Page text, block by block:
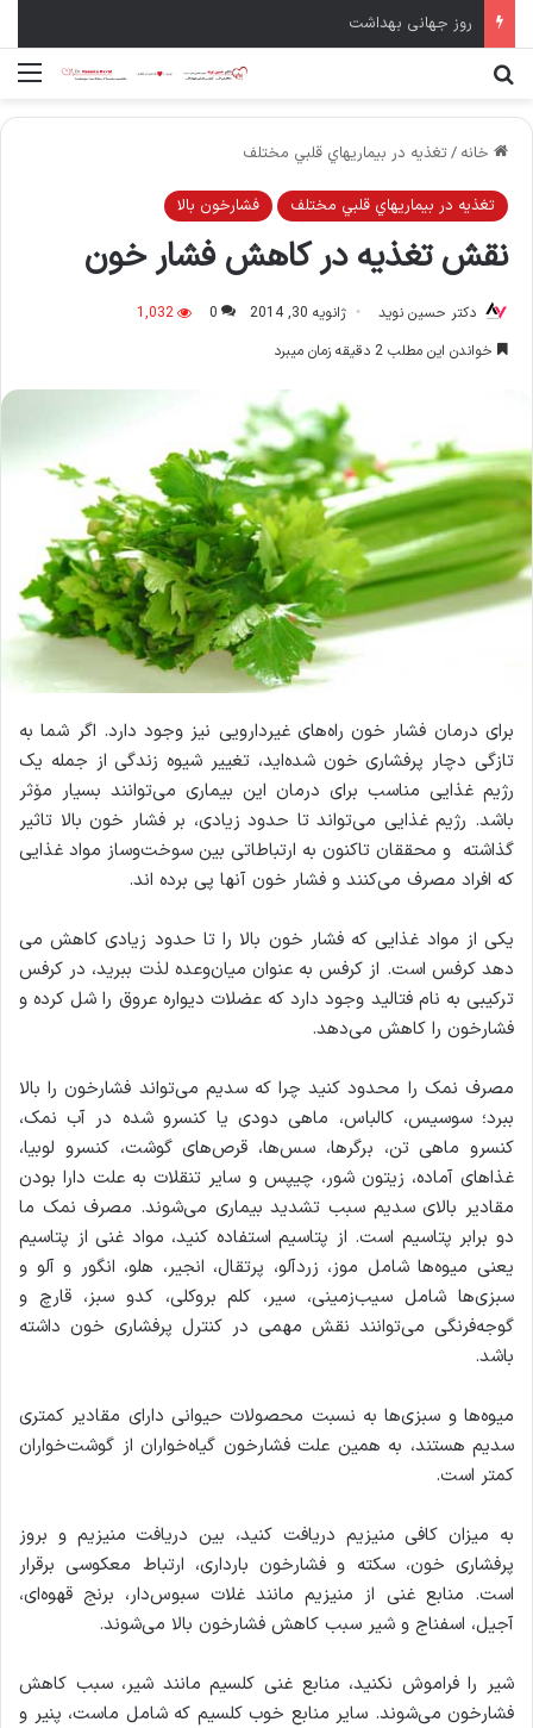
سال نو مبارک
خانه / تغذيه در بيماريهاي قلبي مختلف
تغذيه در بيماريهاي قلبي مختلف فشارخون بالا
نقش تغذیه در کاهش فشار خون
دکتر حسین نوید ژانویه 30, 2014 0
1,032
خواندن این مطلب 2 دقیقه زمان میبرد
برای درمان فشار خون راه‌های غیردارویی نیز وجود دارد. اگر شما به
تازگی دچار پرفشاری خون شده‌اید، تغییر شیوه زندگی از جمله یک
رژیم غذایی مناسب برای درمان این بیماری می‌توانند بسیار مۆثر
باشد. رژیم غذایی می‌تواند تا حدود زیادی، بر فشار خون بالا تاثیر
گذاشته و محققان تاکنون به ارتباطاتی بین سوخت‌وساز مواد غذایی
که افراد مصرف می‌کنند و فشار خون آنها پی برده اند.
یکی از مواد غذایی که فشار خون بالا را تا حدود زیادی کاهش می
دهد کرفس است. از کرفس به عنوان میان‌وعده لذت ببرید، در کرفس
ترکیبی به نام فتالید وجود دارد که عضلات دیواره عروق را شل کرده و
فشارخون را کاهش می‌دهد.
مصرف نمک را محدود کنید چرا که سدیم می‌تواند فشارخون را بالا
ببرد؛ سوسیس، کالباس، ماهی دودی یا کنسرو شده در آب نمک،
کنسرو ماهی تن، برگر‌ها، سس‌ها، قرص‌های گوشت، کنسرو لوبیا،
غذاهای آماده، زیتون شور، چیپس و سایر تنقلات به علت دارا بودن
مقادیر بالای سدیم سبب تشدید بیماری می‌شوند. مصرف نمک ما
دو برابر پتاسیم است. از پتاسیم استفاده کنید، مواد غنی از پتاسیم
یعنی میوه‌ها شامل موز، زردآلو، پرتقال، انجیر، هلو، انگور و آلو و
سبزی‌ها شامل سیب‌زمینی، سیر، کلم بروکلی، کدو سبز، قارچ و
گوجه‌فرنگی می‌توانند نقش مهمی در کنترل پرفشاری خون داشته
باشد.
میوه‌ها و سبزی‌ها به نسبت محصولات حیوانی دارای مقادیر کمتری
سدیم هستند، به همین علت فشارخون گیاه‌خواران از گوشت‌خواران
کمتر است.
به میزان کافی منیزیم دریافت کنید، بین دریافت منیزیم و بروز
پرفشاری خون، سکته و فشارخون بارداری، ارتباط معکوسی برقرار
است. منابع غنی از منیزیم مانند غلات سبوس‌دار، برنج قهوه‌ای،
آجیل، اسفناج و شیر سبب کاهش فشارخون بالا می‌شوند.
شیر را فراموش نکنید، منابع غنی کلسیم مانند شیر، سبب کاهش
فشارخون می‌شوند. سایر منابع خوب کلسیم که شامل ماست، پنیر و